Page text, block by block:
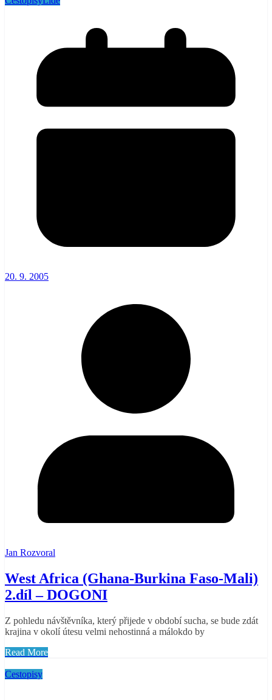
20. 9. 2005
Jan Rozvoral
West Africa (Ghana-Burkina Faso-Mali)
2.díl – DOGONI
Z pohledu návštěvníka, který přijede v období sucha, se bude zdát
krajina v okolí útesu velmi nehostinná a málokdo by
Read More
Cestopisy